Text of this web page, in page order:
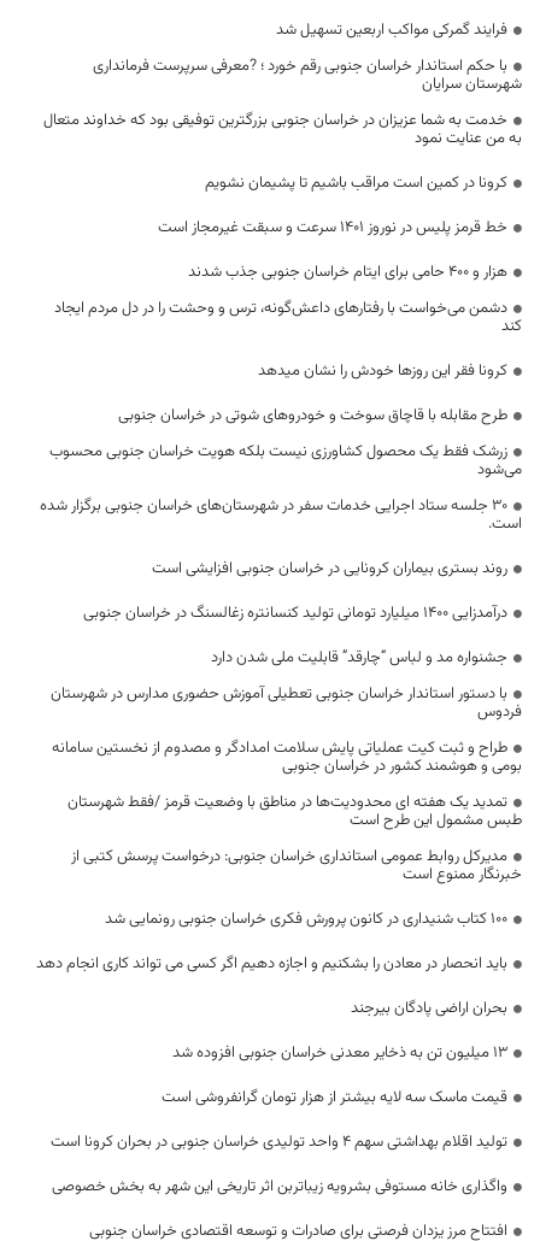
فرایند گمرکی مواکب اربعین تسهیل شد
با حکم استاندار خراسان جنوبی رقم خورد ؛ ?معرفی سرپرست فرمانداری
شهرستان سرایان
خدمت به شما عزیزان در خراسان جنوبی بزرگترین توفیقی بود که خداوند متعال
به من عنایت نمود
کرونا در کمین است مراقب باشیم تا پشیمان نشویم
خط قرمز پلیس در نوروز ۱۴۰۱ سرعت و سبقت غیرمجاز است
هزار و ۴۰۰ حامی برای ایتام خراسان جنوبی جذب شدند
دشمن می‌خواست با رفتارهای داعش‌گونه، ترس و وحشت را در دل مردم ایجاد
کند
کرونا فقر این روزها خودش را نشان میدهد
طرح مقابله با قاچاق سوخت و خودرو‌های شوتی در خراسان جنوبی
زرشک فقط یک محصول کشاورزی نیست بلکه هویت خراسان جنوبی محسوب
می‌شود
۳۰ جلسه ستاد اجرایی خدمات سفر در شهرستان‌های خراسان جنوبی برگزار شده
است.
روند بستری بیماران کرونایی در خراسان جنوبی افزایشی است
درآمدزایی ۱۴۰۰ میلیارد تومانی تولید کنسانتره زغالسنگ در خراسان جنوبی
جشنواره مد و لباس “چارقد” قابلیت ملی شدن دارد
با دستور استاندار خراسان جنوبی تعطیلی آموزش حضوری مدارس در شهرستان
فردوس
طراح و ثبت کیت عملیاتی پایش سلامت امدادگر و مصدوم از نخستین سامانه
بومی و هوشمند کشور در خراسان جنوبی
تمدید یک هفته ای محدودیت‌ها در مناطق با وضعیت قرمز /فقط شهرستان
طبس مشمول این طرح است
مدیرکل روابط عمومی استانداری خراسان جنوبی: درخواست پرسش کتبی از
خبرنگار ممنوع است
۱۰۰ کتاب شنیداری در کانون پرورش فکری خراسان جنوبی رونمایی شد
باید انحصار در معادن را بشکنیم و اجازه دهیم اگر کسی می تواند کاری انجام دهد
بحران اراضی پادگان بیرجند
۱۳ میلیون تن به ذخایر معدنی خراسان جنوبی افزوده شد
قیمت ماسک سه لایه بیشتر از هزار تومان گرانفروشی است
تولید اقلام بهداشتی سهم ۴ واحد تولیدی خراسان جنوبی در بحران کرونا است
واگذاری خانه مستوفی بشرویه زیباتربن اثر تاریخی این شهر به بخش خصوصی
افتتاح مرز یزدان فرصتی برای صادرات و توسعه اقتصادی خراسان جنوبی